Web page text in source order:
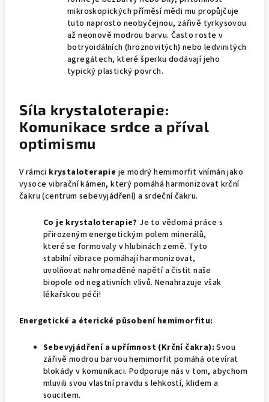
mikroskopických příměsí mědi mu propůjčuje
tuto naprosto neobyčejnou, zářivě tyrkysovou
až neonově modrou barvu. Často roste v
botryoidálních (hroznovitých) nebo ledvinitých
agregátech, které šperku dodávají jeho
typický plastický povrch.
Síla krystaloterapie:
Komunikace srdce a příval
optimismu
V rámci krystaloterapie je modrý hemimorfit vnímán jako
vysoce vibrační kámen, který pomáhá harmonizovat krční
čakru (centrum sebevyjádření) a srdeční čakru.
Co je krystaloterapie? Je to vědomá práce s
přirozeným energetickým polem minerálů,
které se formovaly v hlubinách země. Tyto
stabilní vibrace pomáhají harmonizovat,
uvolňovat nahromaděné napětí a čistit naše
biopole od negativních vlivů. Nenahrazuje však
lékařskou péči!
Energetické a éterické působení hemimorfitu:
Sebevyjádření a upřímnost (Krční čakra): Svou
zářivě modrou barvou hemimorfit pomáhá otevírat
blokády v komunikaci. Podporuje nás v tom, abychom
mluvili svou vlastní pravdu s lehkostí, klidem a
soucitem.